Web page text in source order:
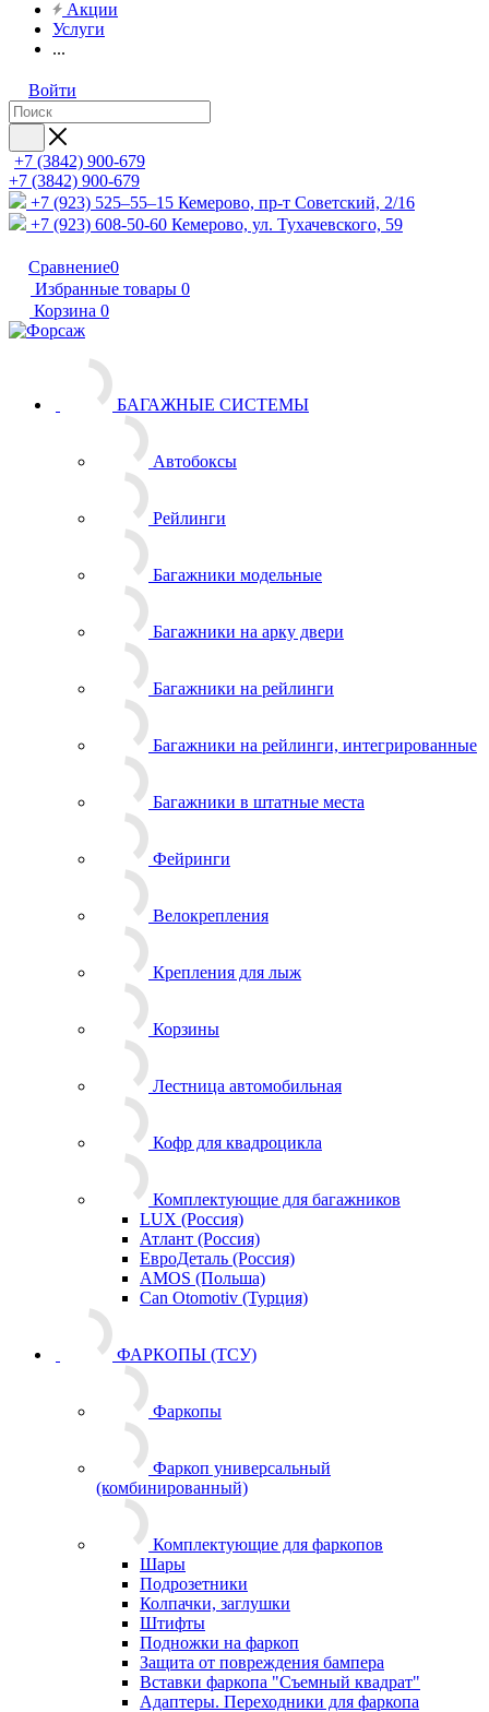
Акции
Услуги
...
Войти
+7 (3842) 900-679
+7 (3842) 900-679
+7 (923) 525–55–15 Кемерово, пр-т Советский, 2/16
+7 (923) 608-50-60 Кемерово, ул. Тухачевского, 59
Сравнение0
Избранные товары 0
Корзина 0
БАГАЖНЫЕ СИСТЕМЫ
Автобоксы
Рейлинги
Багажники модельные
Багажники на арку двери
Багажники на рейлинги
Багажники на рейлинги, интегрированные
Багажники в штатные места
Фейринги
Велокрепления
Крепления для лыж
Корзины
Лестница автомобильная
Кофр для квадроцикла
Комплектующие для багажников
LUX (Россия)
Атлант (Россия)
ЕвроДеталь (Россия)
AMOS (Польша)
Can Otomotiv (Турция)
ФАРКОПЫ (ТСУ)
Фаркопы
Фаркоп универсальный
(комбинированный)
Комплектующие для фаркопов
Шары
Подрозетники
Колпачки, заглушки
Штифты
Подножки на фаркоп
Защита от повреждения бампера
Вставки фаркопа "Съемный квадрат"
Адаптеры. Переходники для фаркопа